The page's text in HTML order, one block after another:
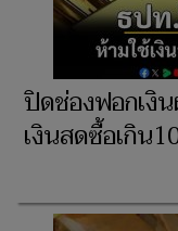
ปิดช่องฟอกเงิ
เงินสดซื้อเกิน